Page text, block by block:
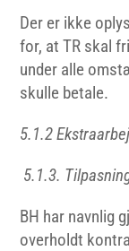
Der er ikke
for, at TR skal
under alle
skulle betale.
5.1.2
5.1.3.
BH har navnlig
overholdt